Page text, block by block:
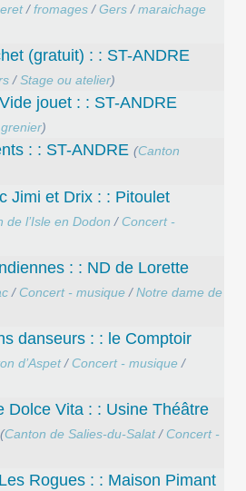
/fromages /Gers /maraichage
(gratuit) : : ST-ANDRE
/Stage ou atelier)
jouet : : ST-ANDRE
)
: : ST-ANDRE (Canton
Jimi et Drix : : Pitoulet
de l’Isle en Dodon / Concert -
: : ND de Lorette
/ Concert - musique /Notre dame de
danseurs : : le Comptoir
d’Aspet/ Concert - musique /
Dolce Vita : : Usine Théâtre
(Canton de Salies-du-Salat/ Concert -
Rogues : : Maison Pimant